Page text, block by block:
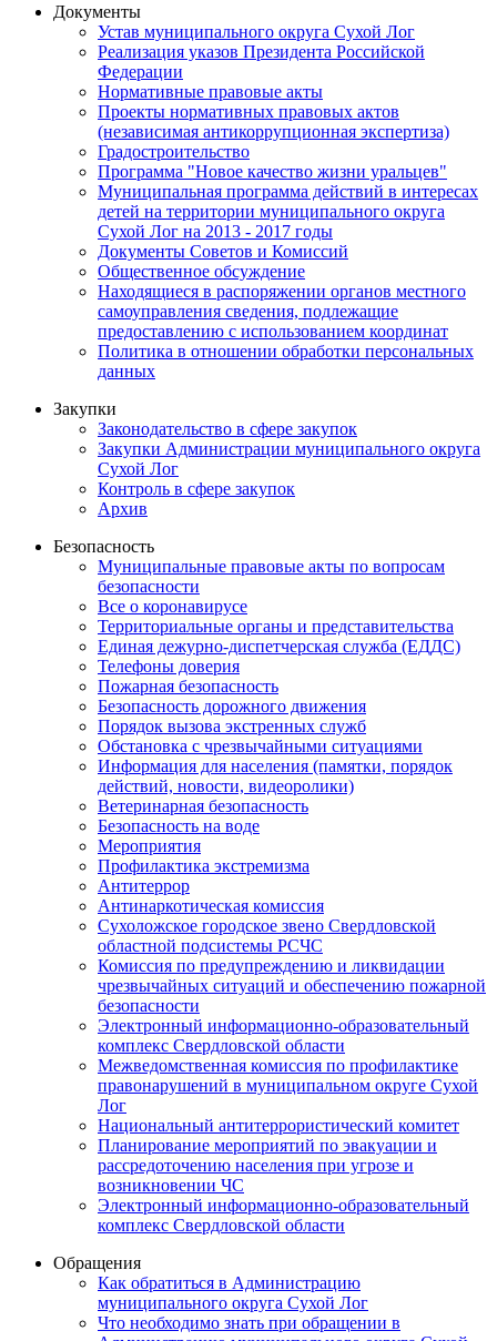
Документы
Устав муниципального округа Сухой Лог
Реализация указов Президента Российской
Федерации
Нормативные правовые акты
Проекты нормативных правовых актов
(независимая антикоррупционная экспертиза)
Градостроительство
Программа "Новое качество жизни уральцев"
Муниципальная программа действий в интересах
детей на территории муниципального округа
Сухой Лог на 2013 - 2017 годы
Документы Советов и Комиссий
Общественное обсуждение
Находящиеся в распоряжении органов местного
самоуправления сведения, подлежащие
предоставлению с использованием координат
Политика в отношении обработки персональных
данных
Закупки
Законодательство в сфере закупок
Закупки Администрации муниципального округа
Сухой Лог
Контроль в сфере закупок
Архив
Безопасность
Муниципальные правовые акты по вопросам
безопасности
Все о коронавирусе
Территориальные органы и представительства
Единая дежурно-диспетчерская служба (ЕДДС)
Телефоны доверия
Пожарная безопасность
Безопасность дорожного движения
Порядок вызова экстренных служб
Обстановка с чрезвычайными ситуациями
Информация для населения (памятки, порядок
действий, новости, видеоролики)
Ветеринарная безопасность
Безопасность на воде
Мероприятия
Профилактика экстремизма
Антитеррор
Антинаркотическая комиссия
Сухоложское городское звено Свердловской
областной подсистемы РСЧС
Комиссия по предупреждению и ликвидации
чрезвычайных ситуаций и обеспечению пожарной
безопасности
Электронный информационно-образовательный
комплекс Cвердловской области
Межведомственная комиссия по профилактике
правонарушений в муниципальном округе Сухой
Лог
Национальный антитеррористический комитет
Планирование мероприятий по эвакуации и
рассредоточению населения при угрозе и
возникновении ЧС
Электронный информационно-образовательный
комплекс Свердловской области
Обращения
Как обратиться в Администрацию
муниципального округа Сухой Лог
Что необходимо знать при обращении в